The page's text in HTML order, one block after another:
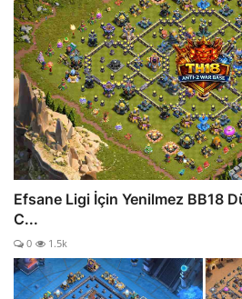
Efsane Ligi İçin Yenilmez BB18
C...
0 1.5k